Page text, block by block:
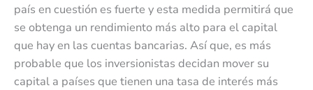
país en cuestión es fuerte y esta medida permitirá que
se obtenga un rendimiento más alto para el capital
que hay en las cuentas bancarias. Así que, es más
probable que los inversionistas decidan mover su
capital a países que tienen una tasa de interés más